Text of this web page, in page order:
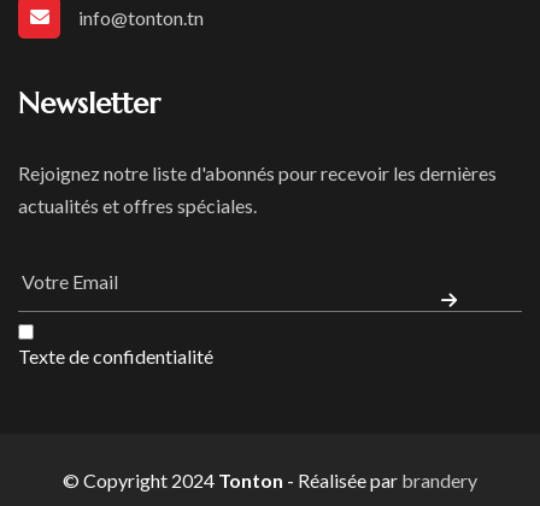
info@tonton.tn
Newsletter
Rejoignez notre liste d'abonnés pour recevoir les dernières
actualités et offres spéciales.
Texte de confidentialité
© Copyright 2024 Tonton - Réalisée par brandery